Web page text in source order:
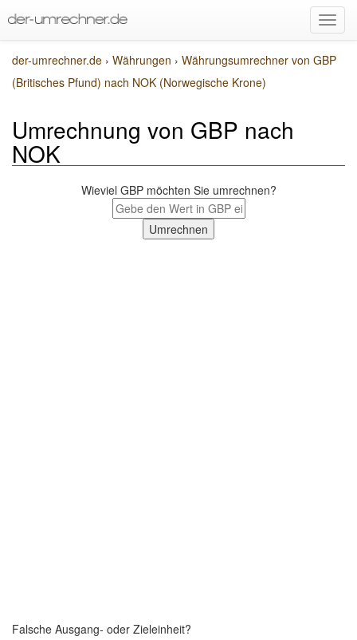
der-umrechner.de › Währungen › Währungsumrechner von GBP
(Britisches Pfund) nach NOK (Norwegische Krone)
Umrechnung von GBP nach
NOK
Wieviel GBP möchten Sie umrechnen?
Falsche Ausgang- oder Zieleinheit?